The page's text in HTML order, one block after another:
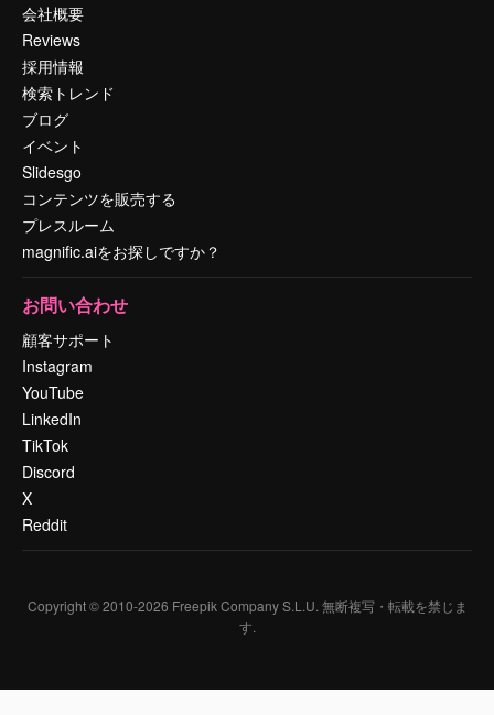
会社概要
Reviews
採用情報
検索トレンド
ブログ
イベント
Slidesgo
コンテンツを販売する
プレスルーム
magnific.aiをお探しですか？
お問い合わせ
顧客サポート
Instagram
YouTube
LinkedIn
TikTok
Discord
X
Reddit
Copyright © 2010-2026 Freepik Company S.L.U. 無断複写・転載を禁じま
す.